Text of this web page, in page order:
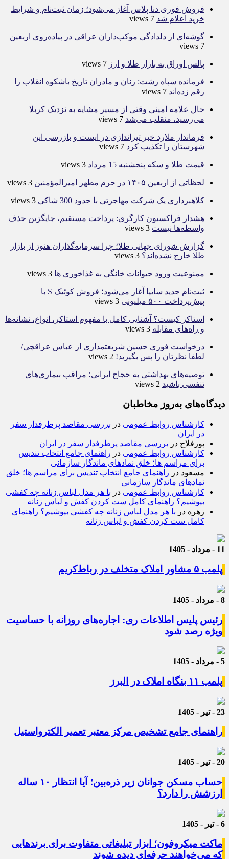
فروش فوری دنا پلاس آغاز می‌شود؛ زمان ثبت‌نام و شرایط
خرید اعلام شد 7 views
گوشه‌ای از دلدادگی موکب‌داران عراقی در پیاده‌روی اربعین
7 views
پالس اوراق به بازار طلا و ارز 7 views
فرمانده سپاه رشت: زنان و مادران تاریخ باشکوه انقلاب را
رقم زده‌اند 7 views
حال علامه امینی وقتی از مسیر مشایه به نزدیک کربلا
می‌رسید، منقلب می‌شد 7 views
فرماندار ملارد خبر تیراندازی در ایست و بازرسی این
شهرستان را تکذیب کرد 7 views
قیمت طلا و سکه پنجشنبه 15 مرداد 3 views
لحظاتی از اربعین ۱۴۰۵ در حرم مطهر امیرالمؤمنین 3 views
کلاهبرداری یک شرکت مهاجرتی با حدود 300 شاکی 3 views
هشدار فراکسیون کارگری: پرداخت مستقیم، جایگزین حذف
واسطه‌ها نیست 3 views
گزارش شورای جهانی طلا؛ چرا سرمایه‌گذاران هنوز از بازار
طلا خارج نشده‌اند؟ 3 views
ممنوعیت ورود حیوانات خانگی به غذاخوری ها 3 views
ثبت‌نام جدید سایپا آغاز می‌شود؛ فروش کوئیک S با
پیش‌پرداخت ۵۰۰ میلیونی
3 views
استاکر کیست؟ آشنایی کامل با مفهوم استاکر، انواع، نشانه‌ها
و راه‌های مقابله 3 views
درخواست فوری حسین شریعتمداری از عباس عراقچی/
لطفا نظرتان را پس بگیرید! 2 views
توصیه‌های بهداشتی به حجاج ایرانی؛ مراقب بیماری‌های
تنفسی باشید 2 views
دیدگاه‌های به‌روز مخاطبان
کارشناس روابط عمومی در بررسی مقاصد پرطرفدار سفر
در ایران
پورفلاح در بررسی مقاصد پرطرفدار سفر در ایران
کارشناس روابط عمومی در راهنمای جامع انتخاب تندیس
برای مراسم ها؛ خلق نمادهای ماندگار سازمانی
مسعود در راهنمای جامع انتخاب تندیس برای مراسم ها؛ خلق
نمادهای ماندگار سازمانی
کارشناس روابط عمومی در با هر مدل لباس زنانه چه کفشی
بپوشیم؟ راهنمای کامل ست کردن کفش و لباس زنانه
زهره در با هر مدل لباس زنانه چه کفشی بپوشیم؟ راهنمای
کامل ست کردن کفش و لباس زنانه
11 - مرداد - 1405
پلمب ۵ مشاور املاک متخلف در رباط‌کریم
8 - مرداد - 1405
رئیس پلیس اطلاعات ری: اجاره‌های روزانه با حساسیت
ویژه رصد شود
5 - مرداد - 1405
پلمب ۱۱ بنگاه املاک در البرز
23 - تیر - 1405
راهنمای جامع تشخیص مرکز معتبر تعمیر الکترواستیل
20 - تیر - 1405
حساب مسکن جوانان زیر ذره‌بین؛ آیا انتظار ۱۰ ساله
ارزشش را دارد؟
6 - تیر - 1405
ماکت میکروفون؛ ابزار تبلیغاتی متفاوت برای برندهایی
که می‌خواهند حرفه‌ای دیده شوند